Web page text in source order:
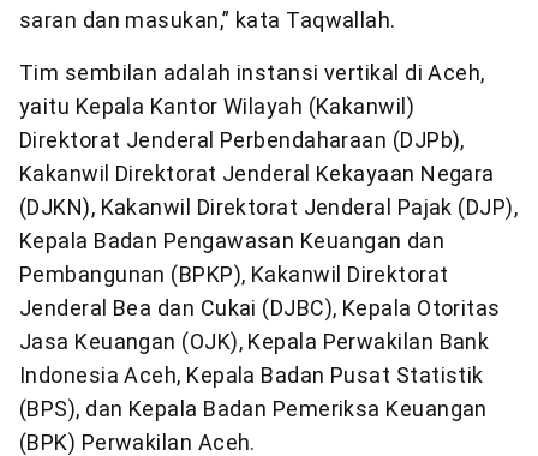
saran dan masukan,” kata Taqwallah.
Tim sembilan adalah instansi vertikal di Aceh,
yaitu Kepala Kantor Wilayah (Kakanwil)
Direktorat Jenderal Perbendaharaan (DJPb),
Kakanwil Direktorat Jenderal Kekayaan Negara
(DJKN), Kakanwil Direktorat Jenderal Pajak (DJP),
Kepala Badan Pengawasan Keuangan dan
Pembangunan (BPKP), Kakanwil Direktorat
Jenderal Bea dan Cukai (DJBC), Kepala Otoritas
Jasa Keuangan (OJK), Kepala Perwakilan Bank
Indonesia Aceh, Kepala Badan Pusat Statistik
(BPS), dan Kepala Badan Pemeriksa Keuangan
(BPK) Perwakilan Aceh.